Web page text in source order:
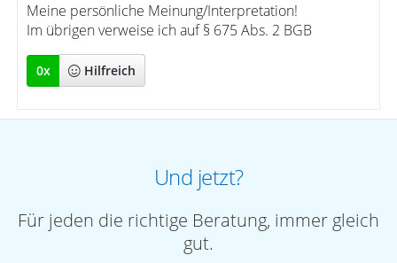
Meine persönliche Meinung/Interpretation!
Im übrigen verweise ich auf § 675 Abs. 2 BGB
0x Hilfreich
Und jetzt?
Für jeden die richtige Beratung, immer gleich
gut.